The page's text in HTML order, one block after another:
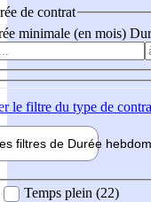
de contrat
minimale (en mois)
le filtre du type de
filtres de Durée hebdo
Temps plein (22)